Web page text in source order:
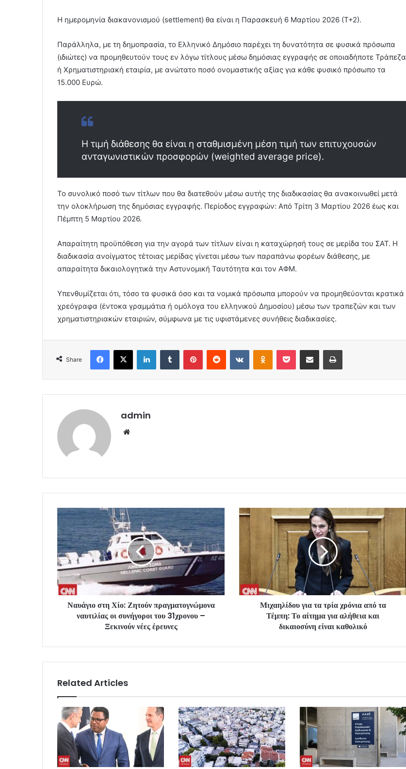
Η ημερομηνία διακανονισμού (settlement) θα είναι η Παρασκευή 6 Μαρτίου 2026 (Τ+2).
Παράλληλα, με τη δημοπρασία, το Ελληνικό Δημόσιο παρέχει τη δυνατότητα σε φυσικά πρόσωπα
(ιδιώτες) να προμηθευτούν τους εν λόγω τίτλους μέσω δημόσιας εγγραφής σε οποιαδήποτε Τράπεζα
ή Χρηματιστηριακή εταιρία, με ανώτατο ποσό ονομαστικής αξίας για κάθε φυσικό πρόσωπο τα
15.000 Ευρώ.
Η τιμή διάθεσης θα είναι η σταθμισμένη μέση τιμή των επιτυχουσών
ανταγωνιστικών προσφορών (weighted average price).
Το συνολικό ποσό των τίτλων που θα διατεθούν μέσω αυτής της διαδικασίας θα ανακοινωθεί μετά
την ολοκλήρωση της δημόσιας εγγραφής. Περίοδος εγγραφών: Από Τρίτη 3 Μαρτίου 2026 έως και
Πέμπτη 5 Μαρτίου 2026.
Απαραίτητη προϋπόθεση για την αγορά των τίτλων είναι η καταχώρησή τους σε μερίδα του ΣΑΤ. Η
διαδικασία ανοίγματος τέτοιας μερίδας γίνεται μέσω των παραπάνω φορέων διάθεσης, με
απαραίτητα δικαιολογητικά την Αστυνομική Ταυτότητα και τον ΑΦΜ.
Υπενθυμίζεται ότι, τόσο τα φυσικά όσο και τα νομικά πρόσωπα μπορούν να προμηθεύονται κρατικά
χρεόγραφα (έντοκα γραμμάτια ή ομόλογα του ελληνικού Δημοσίου) μέσω των τραπεζών και των
χρηματιστηριακών εταιριών, σύμφωνα με τις υφιστάμενες συνήθεις διαδικασίες.
Share
Facebook
X LinkedInTumblr PinterestReddit VKontakteOdnoklassniki
Pocket Share via Email Print
admin
Ναυάγιο στη Χίο: Ζητούν πραγματογνώμονα
ναυτιλίας οι συνήγοροι του 31χρονου –
Ξεκινούν νέες έρευνες
Μιχαηλίδου για τα τρία χρόνια από τα
Τέμπη: Το αίτημα για αλήθεια και
δικαιοσύνη είναι καθολικό
Related Articles